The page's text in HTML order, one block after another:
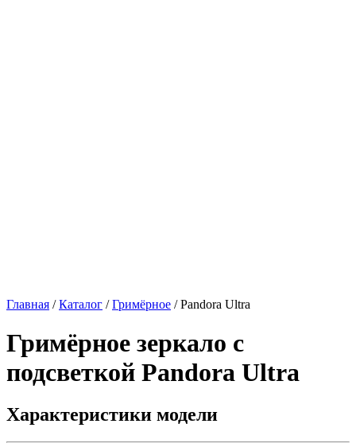
Главная /Каталог /Гримёрное /Pandora Ultra
Гримёрное зеркало с
подсветкой Pandora Ultra
Характеристики модели